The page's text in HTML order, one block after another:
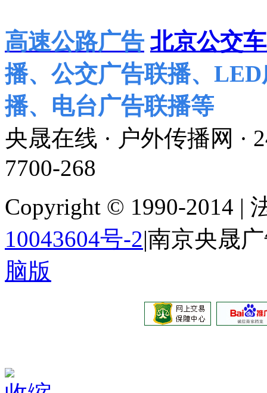
高速公路广告 北京公交
播、公交广告联播、
播、电台广告联播等
央晟在线 · 户外传播网 ·
7700-268
Copyright © 1990-2014 |
10043604号-2|南京央晟
脑版